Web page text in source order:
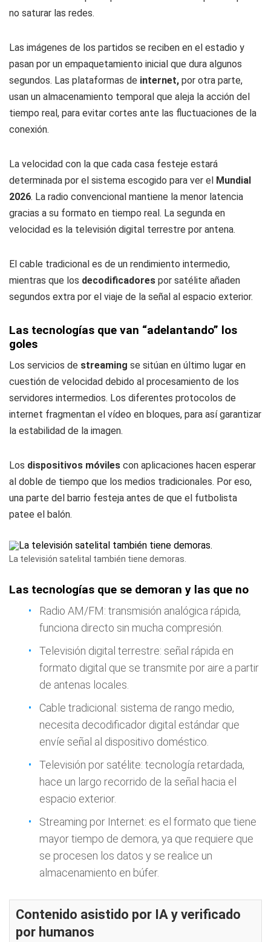
no saturar las redes.
Las imágenes de los partidos se reciben en el estadio y
pasan por un empaquetamiento inicial que dura algunos
segundos. Las plataformas de internet, por otra parte,
usan un almacenamiento temporal que aleja la acción del
tiempo real, para evitar cortes ante las fluctuaciones de la
conexión.
La velocidad con la que cada casa festeje estará
determinada por el sistema escogido para ver el Mundial
2026. La radio convencional mantiene la menor latencia
gracias a su formato en tiempo real. La segunda en
velocidad es la televisión digital terrestre por antena.
El cable tradicional es de un rendimiento intermedio,
mientras que los decodificadores por satélite añaden
segundos extra por el viaje de la señal al espacio exterior.
Las tecnologías que van “adelantando” los
goles
Los servicios de streaming se sitúan en último lugar en
cuestión de velocidad debido al procesamiento de los
servidores intermedios. Los diferentes protocolos de
internet fragmentan el vídeo en bloques, para así garantizar
la estabilidad de la imagen.
Los dispositivos móviles con aplicaciones hacen esperar
al doble de tiempo que los medios tradicionales. Por eso,
una parte del barrio festeja antes de que el futbolista
patee el balón.
La televisión satelital también tiene demoras.
Las tecnologías que se demoran y las que no
Radio AM/FM: transmisión analógica rápida,
funciona directo sin mucha compresión.
Televisión digital terrestre: señal rápida en
formato digital que se transmite por aire a partir
de antenas locales.
Cable tradicional: sistema de rango medio,
necesita decodificador digital estándar que
envíe señal al dispositivo doméstico.
Televisión por satélite: tecnología retardada,
hace un largo recorrido de la señal hacia el
espacio exterior.
Streaming por Internet: es el formato que tiene
mayor tiempo de demora, ya que requiere que
se procesen los datos y se realice un
almacenamiento en búfer.
Contenido asistido por IA y verificado
por humanos